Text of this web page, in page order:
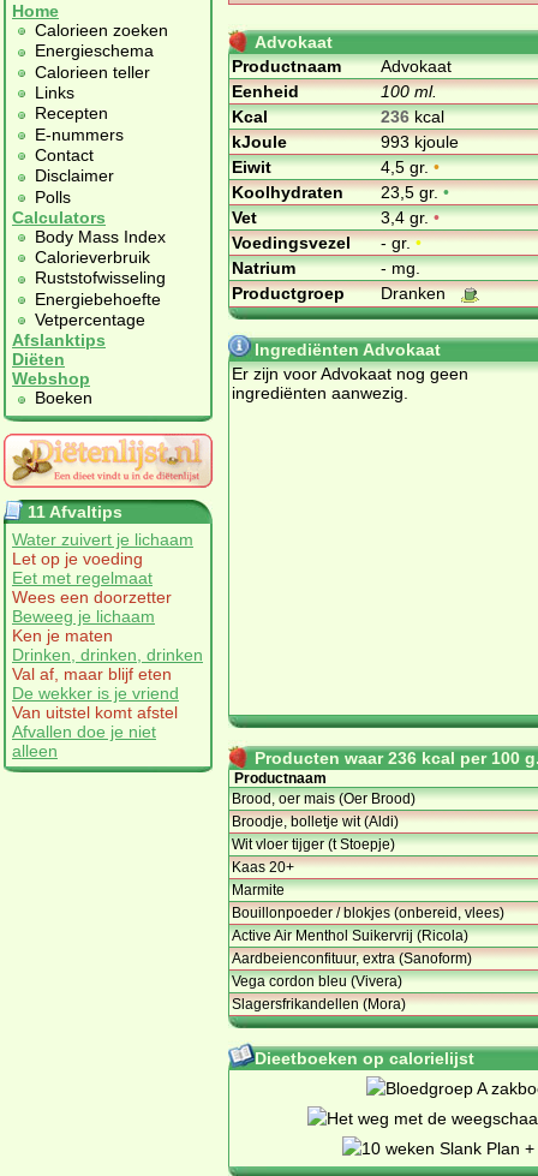
Home
Calorieen zoeken
Energieschema
Calorieen teller
Links
Recepten
E-nummers
Contact
Disclaimer
Polls
Calculators
Body Mass Index
Calorieverbruik
Ruststofwisseling
Energiebehoefte
Vetpercentage
Afslanktips
Diëten
Webshop
Boeken
11 Afvaltips
Water zuivert je lichaam
Let op je voeding
Eet met regelmaat
Wees een doorzetter
Beweeg je lichaam
Ken je maten
Drinken, drinken, drinken
Val af, maar blijf eten
De wekker is je vriend
Van uitstel komt afstel
Afvallen doe je niet
alleen
Advokaat
Productnaam
Advokaat
Eenheid
100 ml.
Kcal
236kcal
kJoule
993 kjoule
Eiwit
4,5 gr.•
Koolhydraten
23,5 gr.•
Vet
3,4 gr.•
Voedingsvezel
- gr.•
Natrium
- mg.
Productgroep
Dranken
Ingrediënten Advokaat
Er zijn voor Advokaat nog geen
ingrediënten aanwezig.
Producten waar 236 kcal per 100
Productnaam
Brood, oer mais (Oer Brood)
Broodje, bolletje wit (Aldi)
Wit vloer tijger (t Stoepje)
Kaas 20+
Marmite
Bouillonpoeder / blokjes (onbereid, vlees)
Active Air Menthol Suikervrij (Ricola)
Aardbeienconfituur, extra (Sanoform)
Vega cordon bleu (Vivera)
Slagersfrikandellen (Mora)
Dieetboeken op calorielijst